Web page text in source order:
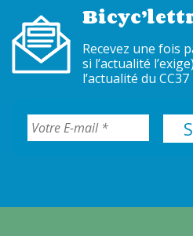
Recevez une fois
si l’actualité
l’actualité du